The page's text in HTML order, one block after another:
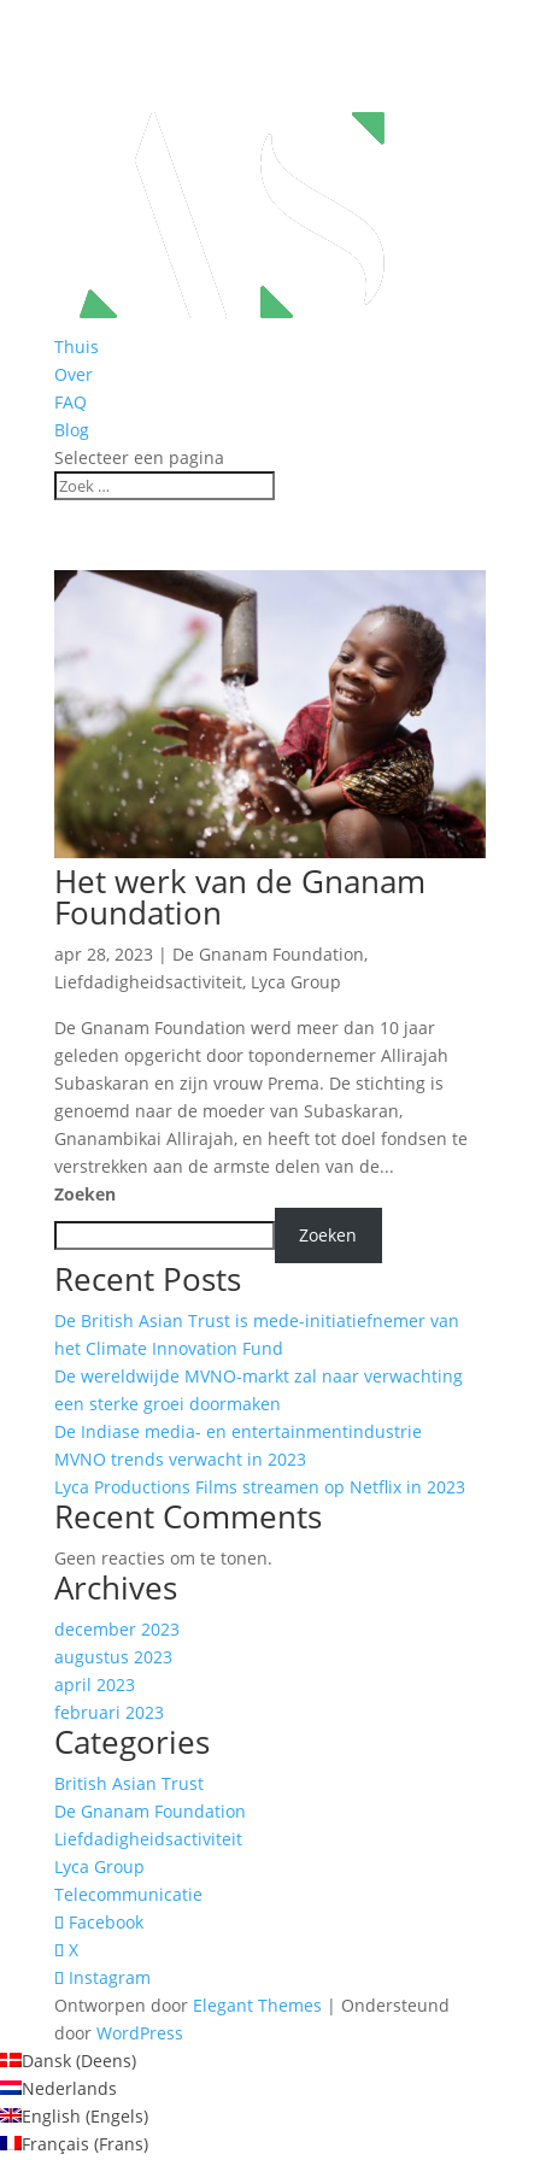
Thuis
Over
FAQ
Blog
Selecteer een pagina
Het werk van de Gnanam
Foundation
apr 28, 2023 | De Gnanam Foundation,
Liefdadigheidsactiviteit, Lyca Group
De Gnanam Foundation werd meer dan 10 jaar
geleden opgericht door topondernemer Allirajah
Subaskaran en zijn vrouw Prema. De stichting is
genoemd naar de moeder van Subaskaran,
Gnanambikai Allirajah, en heeft tot doel fondsen te
verstrekken aan de armste delen van de...
Zoeken
Zoeken
Recent Posts
De British Asian Trust is mede-initiatiefnemer van
het Climate Innovation Fund
De wereldwijde MVNO-markt zal naar verwachting
een sterke groei doormaken
De Indiase media- en entertainmentindustrie
MVNO trends verwacht in 2023
Lyca Productions Films streamen op Netflix in 2023
Recent Comments
Geen reacties om te tonen.
Archives
december 2023
augustus 2023
april 2023
februari 2023
Categories
British Asian Trust
De Gnanam Foundation
Liefdadigheidsactiviteit
Lyca Group
Telecommunicatie
Facebook
X
Instagram
Ontworpen door Elegant Themes | Ondersteund
door WordPress
Dansk (Deens)
Nederlands
English (Engels)
Français (Frans)